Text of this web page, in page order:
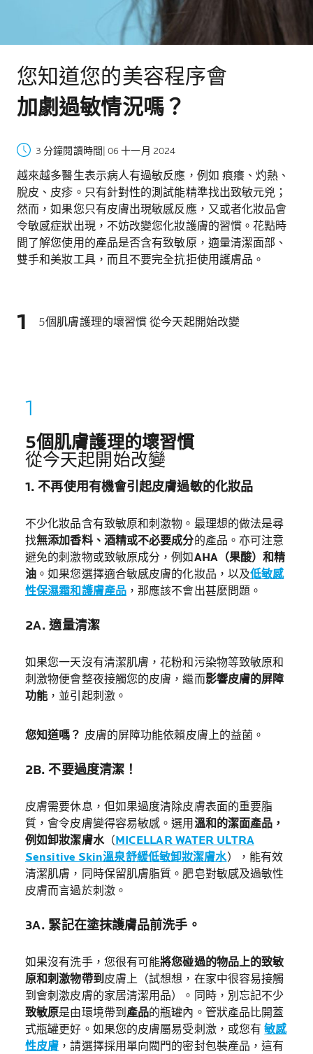
您知道您的美容程序會
加劇過敏情況嗎？
3 分鐘閱讀時間 | 06 十一月 2024
越來越多醫生表示病人有過敏反應，例如 痕癢、灼熱、
脫皮、皮疹。只有針對性的測試能精準找出致敏元兇；
然而，如果您只有皮膚出現敏感反應，又或者化妝品會
令敏感症狀出現，不妨改變您化妝護膚的習慣。花點時
間了解您使用的產品是否含有致敏原，適量清潔面部、
雙手和美妝工具，而且不要完全抗拒使用護膚品。
5個肌膚護理的壞習慣 從今天起開始改變
5個肌膚護理的壞習慣
從今天起開始改變
1. 不再使用有機會引起皮膚過敏的化妝品
不少化妝品含有致敏原和刺激物。最理想的做法是尋
找無添加香料、酒精或不必要成分的產品。亦可注意
避免的刺激物或致敏原成分，例如AHA（果酸）和精
油 。如果您選擇適合敏感皮膚的化妝品，以及低敏感
性保濕霜和護膚產品，那應該不會出甚麼問題。
2A. 適量清潔
如果您一天沒有清潔肌膚，花粉和污染物等致敏原和
刺激物便會整夜接觸您的皮膚，繼而影響皮膚的屏障
功能 ，並引起刺激。
您知道嗎？ 皮膚的屏障功能依賴皮膚上的益菌。
2B. 不要過度清潔！
皮膚需要休息，但如果過度清除皮膚表面的重要脂
質，會令皮膚變得容易敏感。選用 溫和的潔面產品，
例如卸妝潔膚水（MICELLAR WATER ULTRA
Sensitive Skin溫泉舒緩低敏卸妝潔膚水），能有效
清潔肌膚，同時保留肌膚脂質。肥皂對敏感及過敏性
皮膚而言過於刺激。
3A. 緊記在塗抹護膚品前洗手。
如果沒有洗手，您很有可能將您碰過的物品上的致敏
原和刺激物帶到皮膚上（試想想，在家中很容易接觸
到會刺激皮膚的家居清潔用品）。同時，別忘記不少
致敏原是由環境帶到產品的瓶罐內。管狀產品比開蓋
式瓶罐更好。如果您的皮膚屬易受刺激，或您有敏感
性皮膚 ，請選擇採用單向閥門的密封包裝產品，這有